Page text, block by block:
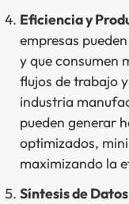
Eficiencia y
empresas
y que consumen
flujos de trabajo
industria
pueden generar
optimizados,
maximizando la
Síntesis de Datos